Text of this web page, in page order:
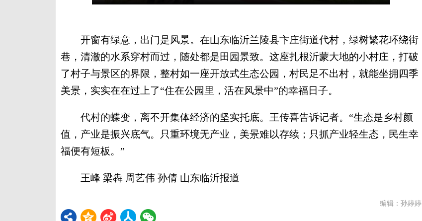
开窗有绿意，出门是风景。在山东临沂兰陵县卞庄街道代村，绿树繁花环绕街
巷，清澈的水系穿村而过，随处都是田园景致。这座扎根沂蒙大地的小村庄，打破
了村子与景区的界限，整村如一座开放式生态公园，村民足不出村，就能坐拥四季
美景，实实在在过上了“住在公园里，活在风景中”的幸福日子。
代村的蝶变，离不开集体经济的坚实托底。王传喜告诉记者。“生态是乡村颜
值，产业是振兴底气。只重环境无产业，美景难以存续；只抓产业轻生态，民生幸
福便有短板。”
王峰 梁犇 周艺伟 孙倩 山东临沂报道
编辑：孙婷婷